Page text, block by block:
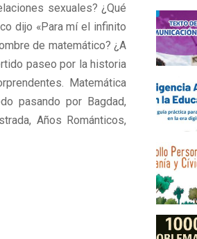
sexuales? ¿Qué
dijo «Para mí el infinito
de matemático? ¿A
paseo por la historia
Matemática
pasando por Bagdad,
Años Románticos,